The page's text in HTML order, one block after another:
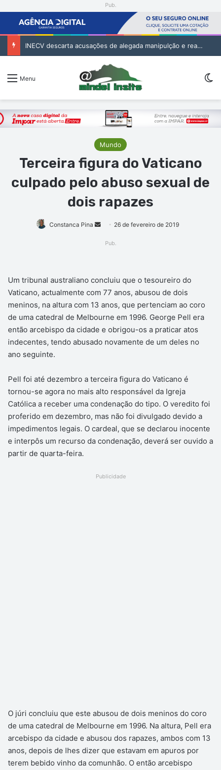
Pub.
INECV descarta acusações de alegada manipulção e reafirma independência e rigor das estatísticas oficiais
Menu
Mundo
Terceira figura do Vaticano
culpado pelo abuso sexual de
dois rapazes
Constanca Pina
Mande26 de fevereiro de 2019
Pub.
Um tribunal australiano concluiu que o tesoureiro do
Vaticano, actualmente com 77 anos, abusou de dois
meninos, na altura com 13 anos, que pertenciam ao coro
de uma catedral de Melbourne em 1996. George Pell era
então arcebispo da cidade e obrigou-os a praticar atos
indecentes, tendo abusado novamente de um deles no
ano seguinte.
Pell foi até dezembro a terceira figura do Vaticano é
tornou-se agora no mais alto responsável da Igreja
Católica a receber uma condenação do tipo. O veredito foi
proferido em dezembro, mas não foi divulgado devido a
impedimentos legais. O cardeal, que se declarou inocente
e interpôs um recurso da condenação, deverá ser ouvido a
partir de quarta-feira.
Publicidade
O júri concluiu que este abusou de dois meninos do coro
de uma catedral de Melbourne em 1996. Na altura, Pell era
arcebispo da cidade e abusou dos rapazes, ambos com 13
anos, depois de lhes dizer que estavam em apuros por
terem bebido vinho da comunhão. O então arcebispo